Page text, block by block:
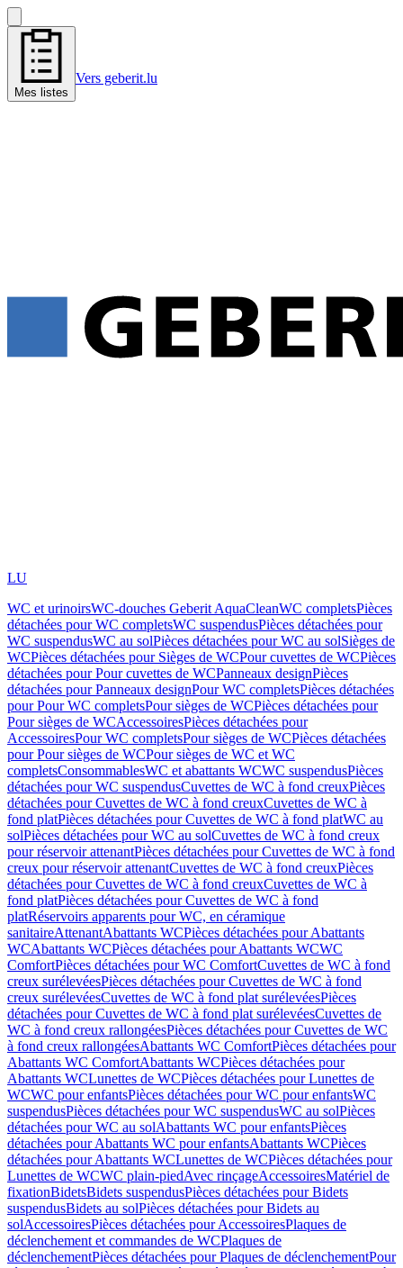
Mes listes
Vers geberit.lu
LU
WC et urinoirsWC-douches Geberit AquaCleanWC completsPièces
détachées pour WC completsWC suspendusPièces détachées pour
WC suspendusWC au solPièces détachées pour WC au solSièges de
WCPièces détachées pour Sièges de WCPour cuvettes de WCPièces
détachées pour Pour cuvettes de WCPanneaux designPièces
détachées pour Panneaux designPour WC completsPièces détachées
pour Pour WC completsPour sièges de WCPièces détachées pour
Pour sièges de WCAccessoiresPièces détachées pour
AccessoiresPour WC completsPour sièges de WCPièces détachées
pour Pour sièges de WCPour sièges de WC et WC
completsConsommablesWC et abattants WCWC suspendusPièces
détachées pour WC suspendusCuvettes de WC à fond creuxPièces
détachées pour Cuvettes de WC à fond creuxCuvettes de WC à
fond platPièces détachées pour Cuvettes de WC à fond platWC au
solPièces détachées pour WC au solCuvettes de WC à fond creux
pour réservoir attenantPièces détachées pour Cuvettes de WC à fond
creux pour réservoir attenantCuvettes de WC à fond creuxPièces
détachées pour Cuvettes de WC à fond creuxCuvettes de WC à
fond platPièces détachées pour Cuvettes de WC à fond
platRéservoirs apparents pour WC, en céramique
sanitaireAttenantAbattants WCPièces détachées pour Abattants
WCAbattants WCPièces détachées pour Abattants WCWC
ComfortPièces détachées pour WC ComfortCuvettes de WC à fond
creux surélevéesPièces détachées pour Cuvettes de WC à fond
creux surélevéesCuvettes de WC à fond plat surélevéesPièces
détachées pour Cuvettes de WC à fond plat surélevéesCuvettes de
WC à fond creux rallongéesPièces détachées pour Cuvettes de WC
à fond creux rallongéesAbattants WC ComfortPièces détachées pour
Abattants WC ComfortAbattants WCPièces détachées pour
Abattants WCLunettes de WCPièces détachées pour Lunettes de
WCWC pour enfantsPièces détachées pour WC pour enfantsWC
suspendusPièces détachées pour WC suspendusWC au solPièces
détachées pour WC au solAbattants WC pour enfantsPièces
détachées pour Abattants WC pour enfantsAbattants WCPièces
détachées pour Abattants WCLunettes de WCPièces détachées pour
Lunettes de WCWC plain-piedAvec rinçageAccessoiresMatériel de
fixationBidetsBidets suspendusPièces détachées pour Bidets
suspendusBidets au solPièces détachées pour Bidets au
solAccessoiresPièces détachées pour AccessoiresPlaques de
déclenchement et commandes de WCPlaques de
déclenchementPièces détachées pour Plaques de déclenchementPour